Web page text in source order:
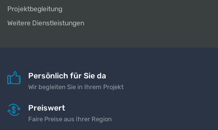
Projektbegleitung
Weitere Dienstleistungen
Persönlich für Sie da
Wir begleiten Sie in Ihrem Projekt
Preiswert
Faire Preise aus Ihrer Region